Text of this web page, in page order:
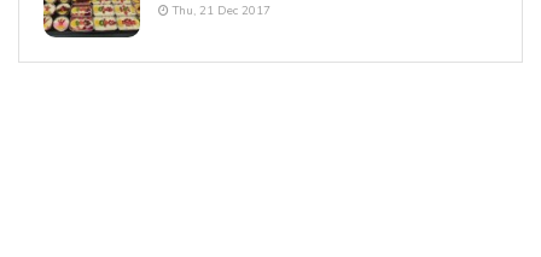
Thu, 21 Dec 2017